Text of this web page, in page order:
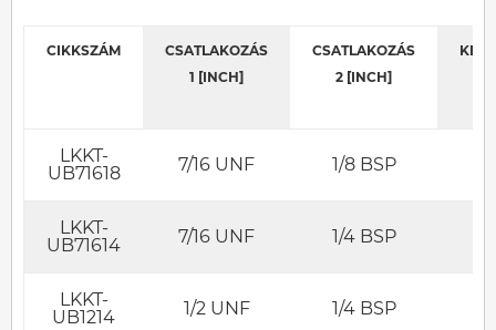
CIKKSZÁM
CSATLAKOZÁS
1 [INCH]
CSATLAKOZÁS
2 [INCH]
LKKT-
UB71618
7/16 UNF 1/8 BSP
LKKT-
UB71614
7/16 UNF 1/4 BSP
LKKT-
UB1214
1/2 UNF 1/4 BSP